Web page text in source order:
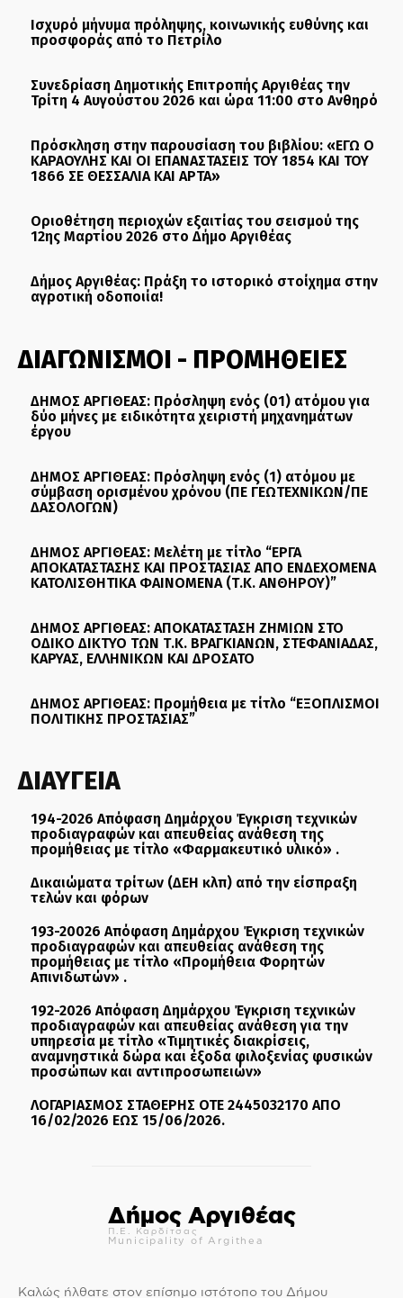
Ισχυρό μήνυμα πρόληψης, κοινωνικής ευθύνης και
προσφοράς από το Πετρίλο
Συνεδρίαση Δημοτικής Επιτροπής Αργιθέας την
Τρίτη 4 Αυγούστου 2026 και ώρα 11:00 στο Ανθηρό
Πρόσκληση στην παρουσίαση του βιβλίου: «ΕΓΩ Ο
ΚΑΡΑΟΥΛΗΣ ΚΑΙ ΟΙ ΕΠΑΝΑΣΤΑΣΕΙΣ ΤΟΥ 1854 ΚΑΙ ΤΟΥ
1866 ΣΕ ΘΕΣΣΑΛΙΑ ΚΑΙ ΑΡΤΑ»
Οριοθέτηση περιοχών εξαιτίας του σεισμού της
12ης Μαρτίου 2026 στο Δήμο Αργιθέας
Δήμος Αργιθέας: Πράξη το ιστορικό στοίχημα στην
αγροτική οδοποιία!
ΔΙΑΓΩΝΙΣΜΟΙ - ΠΡΟΜΗΘΕΙΕΣ
ΔΗΜΟΣ ΑΡΓΙΘΕΑΣ: Πρόσληψη ενός (01) ατόμου για
δύο μήνες με ειδικότητα χειριστή μηχανημάτων
έργου
ΔΗΜΟΣ ΑΡΓΙΘΕΑΣ: Πρόσληψη ενός (1) ατόμου με
σύμβαση ορισμένου χρόνου (ΠΕ ΓΕΩΤΕΧΝΙΚΩΝ/ΠΕ
ΔΑΣΟΛΟΓΩΝ)
ΔΗΜΟΣ ΑΡΓΙΘΕΑΣ: Μελέτη με τίτλο “ΕΡΓΑ
ΑΠΟΚΑΤΑΣΤΑΣΗΣ ΚΑΙ ΠΡΟΣΤΑΣΙΑΣ ΑΠΟ ΕΝΔΕΧΟΜΕΝΑ
ΚΑΤΟΛΙΣΘΗΤΙΚΑ ΦΑΙΝΟΜΕΝΑ (Τ.Κ. ΑΝΘΗΡΟΥ)”
ΔΗΜΟΣ ΑΡΓΙΘΕΑΣ: ΑΠΟΚΑΤΑΣΤΑΣΗ ΖΗΜΙΩΝ ΣΤΟ
ΟΔΙΚΟ ΔΙΚΤΥΟ ΤΩΝ Τ.Κ. ΒΡΑΓΚΙΑΝΩΝ, ΣΤΕΦΑΝΙΑΔΑΣ,
ΚΑΡΥΑΣ, ΕΛΛΗΝΙΚΩΝ ΚΑΙ ΔΡΟΣΑΤΟ
ΔΗΜΟΣ ΑΡΓΙΘΕΑΣ: Προμήθεια με τίτλο “ΕΞΟΠΛΙΣΜΟΙ
ΠΟΛΙΤΙΚΗΣ ΠΡΟΣΤΑΣΙΑΣ”
ΔΙΑΥΓΕΙΑ
194-2026 Απόφαση Δημάρχου Έγκριση τεχνικών
προδιαγραφών και απευθείας ανάθεση της
προμήθειας με τίτλο «Φαρμακευτικό υλικό» .
Δικαιώματα τρίτων (ΔΕΗ κλπ) από την είσπραξη
τελών και φόρων
193-20026 Απόφαση Δημάρχου Έγκριση τεχνικών
προδιαγραφών και απευθείας ανάθεση της
προμήθειας με τίτλο «Προμήθεια Φορητών
Απινιδωτών» .
192-2026 Απόφαση Δημάρχου Έγκριση τεχνικών
προδιαγραφών και απευθείας ανάθεση για την
υπηρεσία με τίτλο «Τιμητικές διακρίσεις,
αναμνηστικά δώρα και έξοδα φιλοξενίας φυσικών
προσώπων και αντιπροσωπειών»
ΛΟΓΑΡΙΑΣΜΟΣ ΣΤΑΘΕΡΗΣ ΟΤΕ 2445032170 ΑΠΟ
16/02/2026 ΕΩΣ 15/06/2026.
Δήμος Αργιθέας
Π.Ε. Καρδίτσας
Municipality of Argithea
Καλώς ήλθατε στον επίσημο ιστότοπο του Δήμου